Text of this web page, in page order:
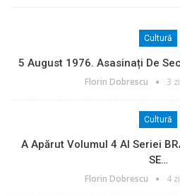
Cultură
5 August 1976. Asasinați De
Florin Dobrescu 3
Cultură
A Apărut Volumul 4 Al Seriei
SE…
Florin Dobrescu 4